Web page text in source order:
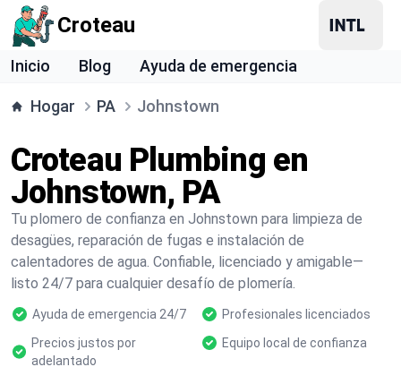
Croteau
Inicio Blog Ayuda de emergencia
Hogar PA Johnstown
Croteau Plumbing en
Johnstown, PA
Tu plomero de confianza en Johnstown para limpieza de
desagües, reparación de fugas e instalación de
calentadores de agua. Confiable, licenciado y amigable—
listo 24/7 para cualquier desafío de plomería.
Ayuda de emergencia 24/7
Profesionales licenciados
Precios justos por
adelantado
Equipo local de confianza